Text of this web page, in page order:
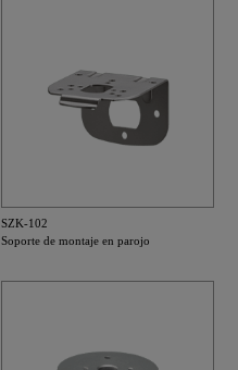
SZK-102
Soporte de montaje en parojo